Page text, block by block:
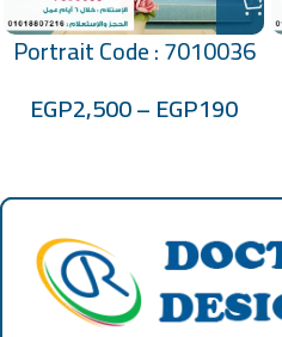
Portrait Code : 7010036
EGP190
–
EGP2,500